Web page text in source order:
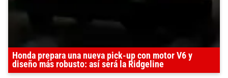
Honda prepara una nueva pick-up con motor V6 y
diseño más robusto: así será la Ridgeline